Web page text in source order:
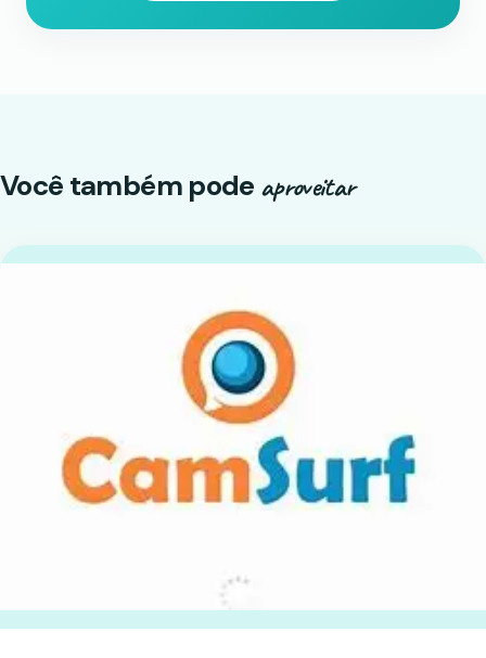
Você também pode aproveitar